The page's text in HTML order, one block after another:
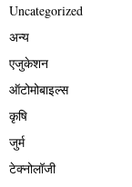
Uncategorized
अन्य
एजुकेशन
ऑटोमोबाइल्स
कृषि
जुर्म
टेक्नोलॉजी